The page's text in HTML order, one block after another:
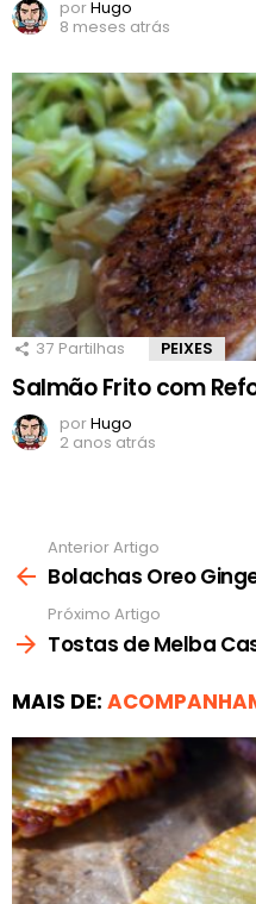
porHugo
8 meses atrás
37 Partilhas PEIXES
Salmão Frito com
porHugo
2 anos atrás
mais
Anterior Artigo
Bolachas Oreo
Próximo Artigo
Tostas de Melba
MAIS DE: